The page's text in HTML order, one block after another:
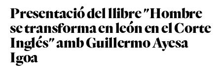
Presentació del llibre "Hombre
se transforma en león en el Corte
Inglés" amb Guillermo Ayesa
Igoa